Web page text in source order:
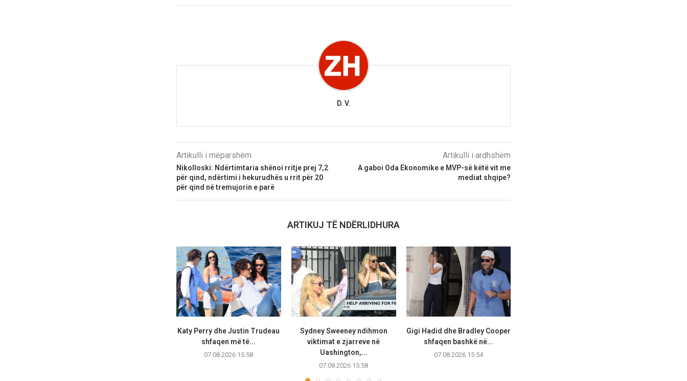
D. V.
Artikulli i mëparshëm
Nikolloski: Ndërtimtaria shënoi rritje prej 7,2
për qind, ndërtimi i hekurudhës u rrit për 20
për qind në tremujorin e parë
Artikulli i ardhshëm
A gaboi Oda Ekonomike e MVP-së këtë vit me
mediat shqipe?
ARTIKUJ TË NDËRLIDHURA
Katy Perry dhe Justin Trudeau
shfaqen më të...
07.08.2026 15:58
Sydney Sweeney ndihmon
viktimat e zjarreve në
Uashington,...
07.08.2026 15:58
Gigi Hadid dhe Bradley Cooper
shfaqen bashkë në...
07.08.2026 15:54